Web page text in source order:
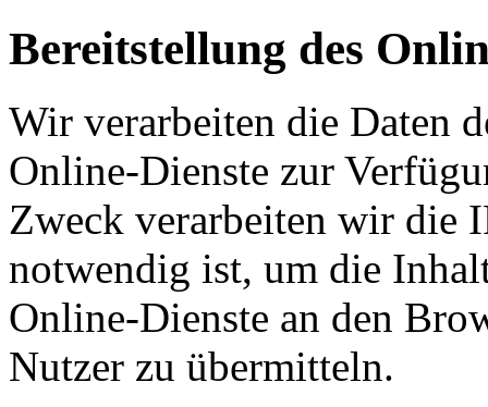
Bereitstellung des
Wir verarbeiten die Daten
Online-Dienste zur
Zweck verarbeiten wir die
notwendig ist, um die
Online-Dienste an den
Nutzer zu übermitteln.